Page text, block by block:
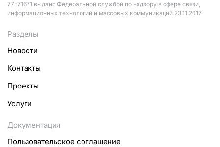
77-71671 выдано Федеральной службой по надзору в сфере связи,
информационных технологий и массовых коммуникаций 23.11.2017
Разделы
Новости
Контакты
Проекты
Услуги
Документация
Пользовательское соглашение